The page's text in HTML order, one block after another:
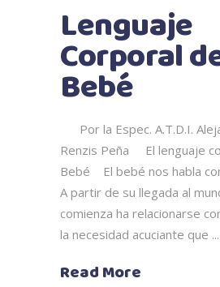
Lenguaje
Corporal
Bebé
Por la Espec. A.T.D.I.
Renzis Peña El lenguaje
Bebé El bebé nos habla
A partir de su llegada al
comienza ha relacionarse
la necesidad acuciante que
Read More